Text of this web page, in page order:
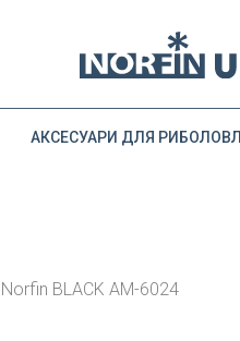
АКСЕСУАРИ ДЛЯ РИБОЛОВЛІ
BLACK AM-6024